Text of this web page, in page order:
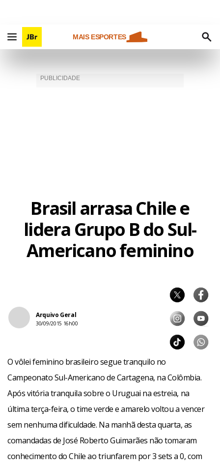
MAIS ESPORTES
Brasil arrasa Chile e
lidera Grupo B do Sul-
Americano feminino
Arquivo Geral
30/09/2015 16h00
O vôlei feminino brasileiro segue tranquilo no
Campeonato Sul-Americano de Cartagena, na Colômbia.
Após vitória tranquila sobre o Uruguai na estreia, na
última terça-feira, o time verde e amarelo voltou a vencer
sem nenhuma dificuldade. Na manhã desta quarta, as
comandadas de José Roberto Guimarães não tomaram
conhecimento do Chile ao triunfarem por 3 sets a 0, com